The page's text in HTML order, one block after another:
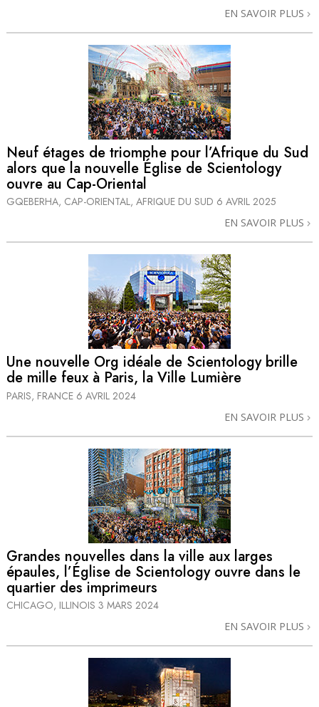
EN SAVOIR PLUS
Neuf étages de triomphe pour l’Afrique du Sud
alors que la nouvelle Église de Scientology
ouvre au Cap-Oriental
GQEBERHA, CAP-ORIENTAL, AFRIQUE DU SUD 6 AVRIL 2025
EN SAVOIR PLUS
Une nouvelle Org idéale de Scientology brille
de mille feux à Paris, la Ville Lumière
PARIS, FRANCE 6 AVRIL 2024
EN SAVOIR PLUS
Grandes nouvelles dans la ville aux larges
épaules, l’Église de Scientology ouvre dans le
quartier des imprimeurs
CHICAGO, ILLINOIS 3 MARS 2024
EN SAVOIR PLUS